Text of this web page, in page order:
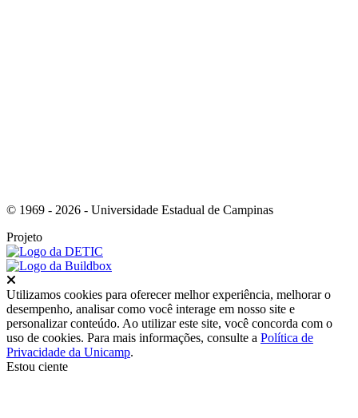
© 1969 - 2026 - Universidade Estadual de Campinas
Projeto
Utilizamos cookies para oferecer melhor experiência, melhorar o
desempenho, analisar como você interage em nosso site e
personalizar conteúdo. Ao utilizar este site, você concorda com o
uso de cookies. Para mais informações, consulte a Política de
Privacidade da Unicamp.
Estou ciente